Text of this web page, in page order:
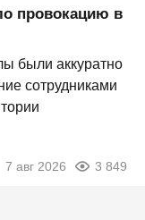
провокацию в
были аккуратно
сотрудниками
7 авг 2026 3 849